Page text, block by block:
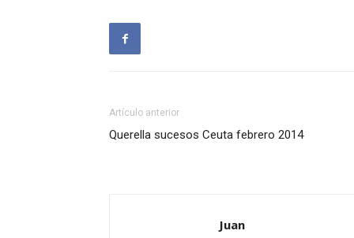
Artículo anterior
Querella sucesos Ceuta febrero 2014
Juan